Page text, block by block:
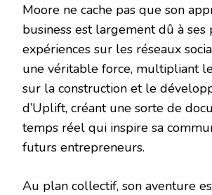
Moore ne cache pas que son
business est largement dû à ses
expériences sur les réseaux
une véritable force, multipliant
sur la construction et le
d’Uplift, créant une sorte de
temps réel qui inspire sa
futurs entrepreneurs.
Au plan collectif, son aventure